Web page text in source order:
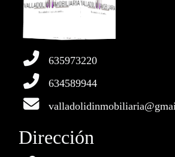
635973220
634589944
Dirección